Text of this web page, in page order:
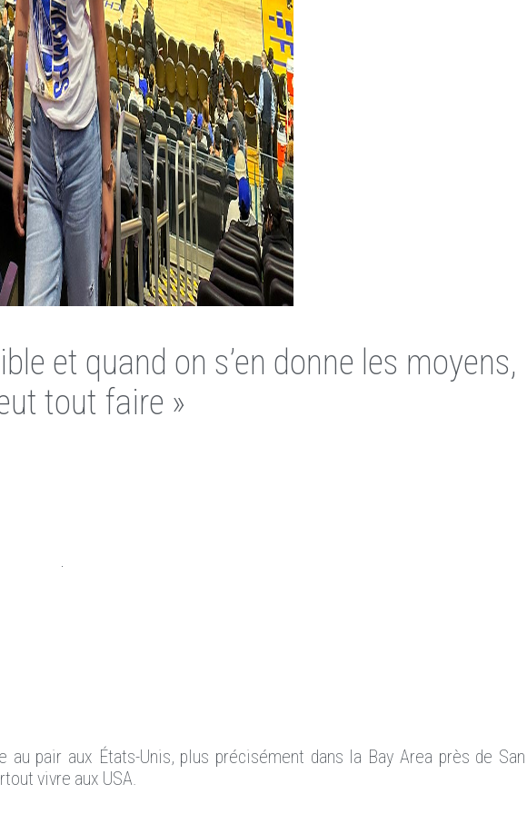
et quand on s’en donne les moyens,
tout faire »
pair aux États-Unis, plus précisément dans la Bay Area près de San
vivre aux USA.